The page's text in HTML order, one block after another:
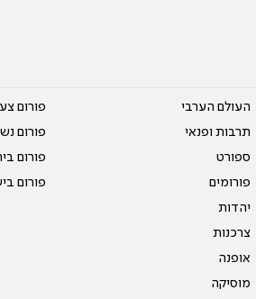
העולם הערבי
תרבות ופנאי
ספורט
פורומים
יהדות
צרכנות
אופנה
מוסיקה
פורום
פורום
פורום
פורום